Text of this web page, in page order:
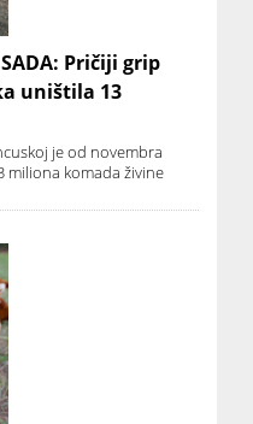
SADA: Pričiji grip
uništila 13
je od novembra
miliona komada živine